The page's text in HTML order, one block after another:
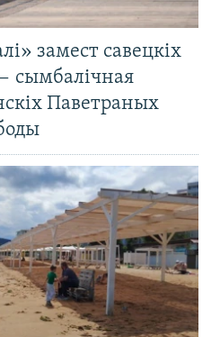
замест савецкіх
сымбалічная
Паветраных